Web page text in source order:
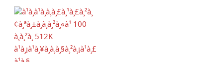
i
n
n
e
w
w
i
s
i
n
n
w
w